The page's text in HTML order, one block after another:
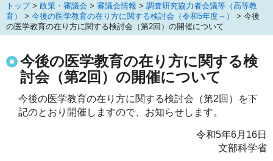
トップ> 政策・審議会 > 審議会情報 > 調査研究協力者会議等（高等教
育）
> 今後の医学教育の在り方に関する検討会（令和5年度～）
> 今後
の医学教育の在り方に関する検討会（第2回）の開催について
今後の医学教育の在り方に関する検
討会（第2回）の開催について
今後の医学教育の在り方に関する検討会（第2回）を下
記のとおり開催しますので、お知らせします。
令和5年6月16日
文部科学省